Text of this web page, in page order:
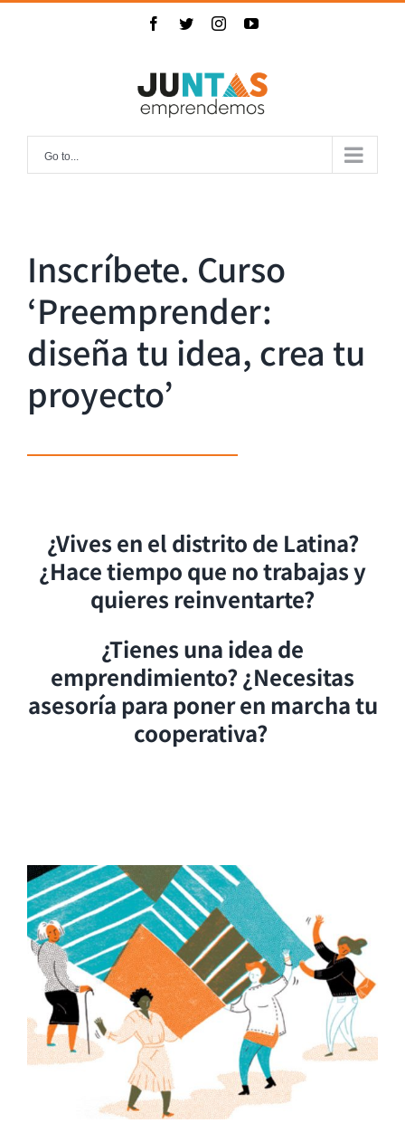
Facebook
TwitterInstagramYouTube
Go to...
Inscríbete. Curso
‘Preemprender:
diseña tu idea, crea tu
proyecto’
¿Vives en el distrito de Latina?
¿Hace tiempo que no trabajas y
quieres reinventarte?
¿Tienes una idea de
emprendimiento? ¿Necesitas
asesoría para poner en marcha tu
cooperativa?